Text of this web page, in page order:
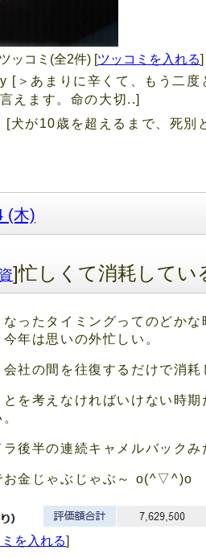
ッコミ(全2件) [ツッコミを入れる]
[＞あまりに辛くて、もう二
えます。命の大切..]
[犬が10歳を超えるまで、死別
(木)
]忙しくて消耗してい
ったタイミングってのどか
年は思いの外忙しい。
会社の間を往復するだけで消
を考えなければいけない時
後半の連続キャメルバック
お金じゃぶじゃぶ～ o(^▽^)o
を入れる]